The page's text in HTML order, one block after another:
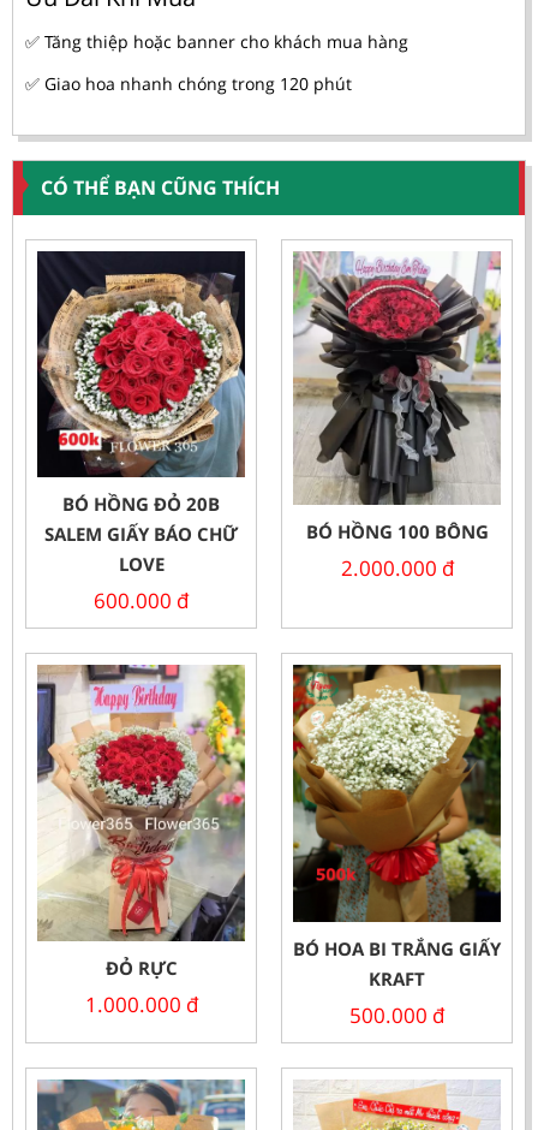
✅ Tăng thiệp hoặc banner cho khách mua hàng
✅ Giao hoa nhanh chóng trong 120 phút
CÓ THỂ BẠN CŨNG THÍCH
BÓ HỒNG ĐỎ 20B
SALEM GIẤY BÁO CHỮ
LOVE
600.000 đ
BÓ HỒNG 100 BÔNG
2.000.000 đ
ĐỎ RỰC
1.000.000 đ
BÓ HOA BI TRẮNG GIẤY
KRAFT
500.000 đ